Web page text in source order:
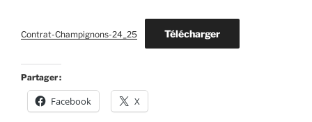
Contrat-Champignons-24_25 Télécharger
Partager :
Facebook X